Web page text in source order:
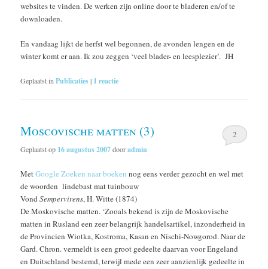
websites te vinden. De werken zijn online door te bladeren en/of te
downloaden.
En vandaag lijkt de herfst wel begonnen, de avonden lengen en de
winter komt er aan. Ik zou zeggen ‘veel blader- en leesplezier’. JH
Geplaatst inPublicaties| 1 reactie
Moscovische matten (3)
Geplaatst op 16 augustus 2007dooradmin
2
MetGoogle Zoeken naar boeken nog eens verder gezocht en wel met
de woorden lindebast mat tuinbouw
VondSempervirens, H. Witte (1874)
De Moskovische matten. ‘Zooals bekend is zijn de Moskovische
matten in Rusland een zeer belangrijk handelsartikel, inzonderheid in
de Provincien Wiotka, Kostroma, Kasan en Nischi-Nowgorod. Naar de
Gard. Chron. vermeldt is een groot gedeelte daarvan voor Engeland
en Duitschland bestemd, terwijl mede een zeer aanzienlijk gedeelte in